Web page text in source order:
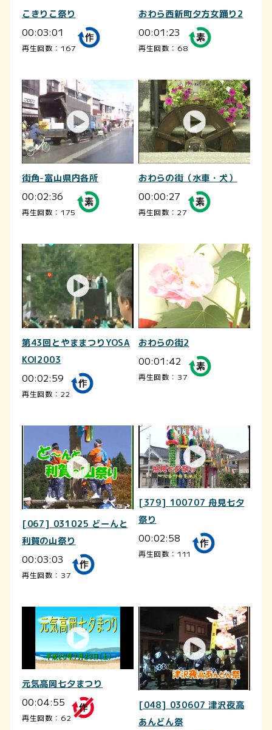
こきりこ祭り
00:03:01
再生回数：167
おわら西新町夕方女踊り2
00:01:23
再生回数：68
街角-富山県内各所
00:02:36
再生回数：175
おわらの街（水車・犬）
00:00:27
再生回数：27
第43回とやままつりYOSA
KOI2003
00:02:59
再生回数：22
おわらの街2
00:01:42
再生回数：37
[067] 031025 どーんと
利賀の山祭り
00:03:03
再生回数：37
[379] 100707 舟見七夕
祭り
00:02:58
再生回数：111
元気高岡七夕まつり
00:04:55
再生回数：62
[048] 030607 津沢夜高
あんどん祭